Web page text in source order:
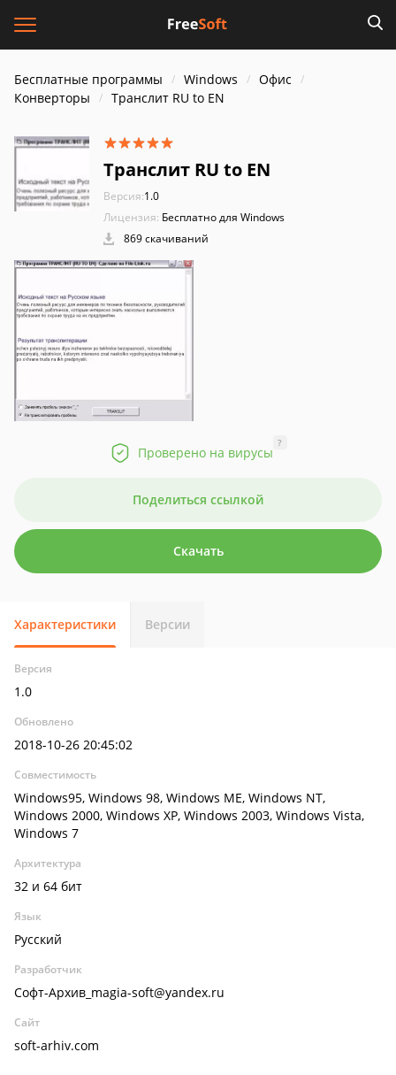
Бесплатные программы Windows
Офис
Конверторы
Транслит RU to EN
Транслит RU to EN
Версия:1.0
Лицензия: Бесплатно для Windows
869 скачиваний
Проверено на вирусы
?
Поделиться ссылкой
Скачать
Характеристики Версии
Версия
1.0
Обновлено
2018-10-26 20:45:02
Совместимость
Windows95, Windows 98, Windows ME, Windows NT,
Windows 2000, Windows XP, Windows 2003, Windows Vista,
Windows 7
Архитектура
32 и 64 бит
Язык
Русский
Разработчик
Софт-Архив_magia-soft@yandex.ru
Сайт
soft-arhiv.com